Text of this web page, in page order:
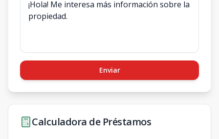
Enviar
Calculadora de Préstamos